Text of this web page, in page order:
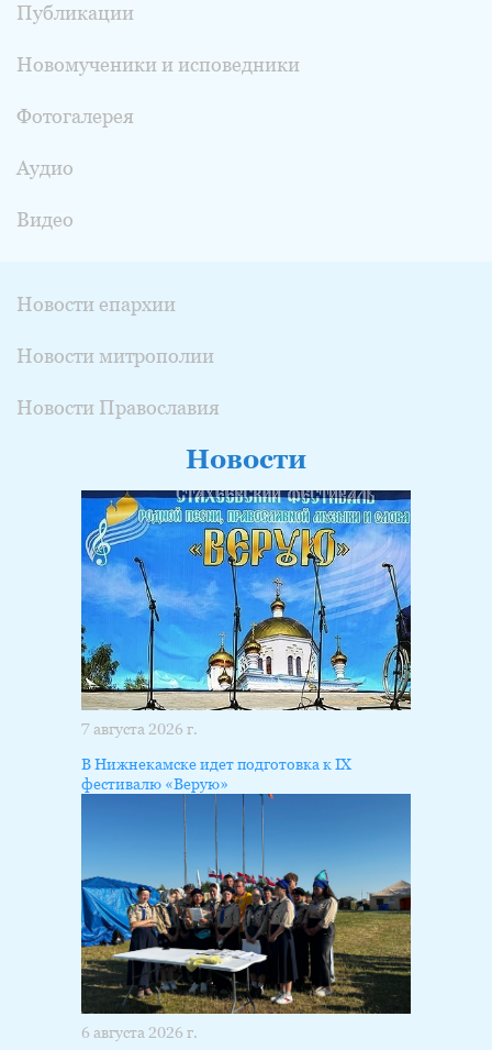
Публикации
Новомученики и исповедники
Фотогалерея
Аудио
Видео
Новости епархии
Новости митрополии
Новости Православия
Новости
7 августа 2026 г.
В Нижнекамске идет подготовка к IX
фестивалю «Верую»
6 августа 2026 г.